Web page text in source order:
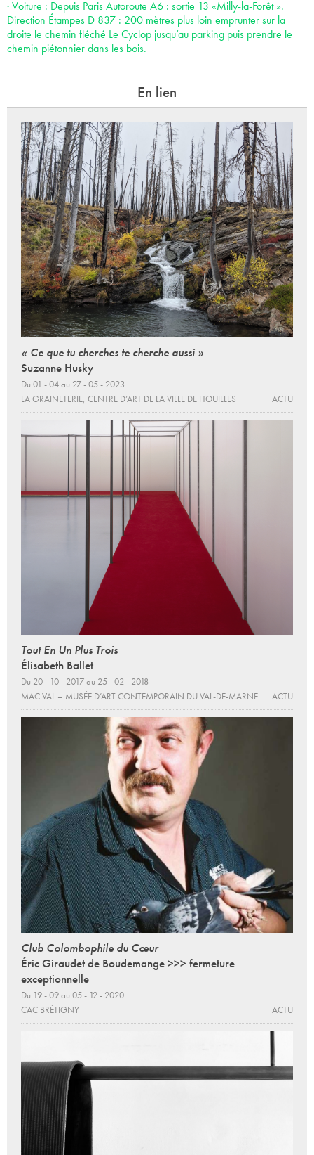
· Voiture : Depuis Paris Autoroute A6 : sortie 13 «Milly-la-Forêt ».
Direction Étampes D 837 : 200 mètres plus loin emprunter sur la
droite le chemin fléché Le Cyclop jusqu’au parking puis prendre le
chemin piétonnier dans les bois.
En lien
« Ce que tu cherches te cherche aussi »
Suzanne Husky
Du 01 - 04 au 27 - 05 - 2023
LA GRAINETERIE, CENTRE D’ART DE LA VILLE DE HOUILLES
ACTU
Tout En Un Plus Trois
Élisabeth Ballet
Du 20 - 10 - 2017 au 25 - 02 - 2018
MAC VAL – MUSÉE D’ART CONTEMPORAIN DU VAL-DE-MARNE
ACTU
Club Colombophile du Cœur
Éric Giraudet de Boudemange >>> fermeture
exceptionnelle
Du 19 - 09 au 05 - 12 - 2020
CAC BRÉTIGNY
ACTU